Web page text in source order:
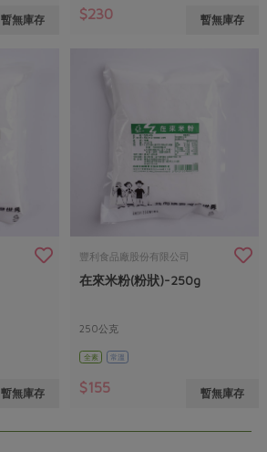
暫無庫存 $230 暫無庫存
暫無庫存
豐利食品廠股份有限公司
在來米粉(粉狀)-250g
250公克
全素 常溫
$155 暫無庫存